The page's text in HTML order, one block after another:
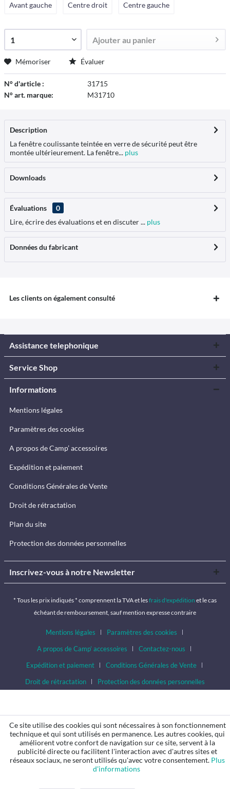
Avant gauche Centre droit Centre gauche
Ajouter au panier
Mémoriser Évaluer
N° d'article :
31715
N° art. marque:
M31710
Description
La fenêtre coulissante teintée en verre de sécurité peut être
montée ultérieurement. La fenêtre... plus
Downloads
Évaluations
0
Lire, écrire des évaluations et en discuter ... plus
Données du fabricant
Les clients on également consulté
Assistance telephonique
Service Shop
Informations
Mentions légales
Paramètres des cookies
A propos de Camp’ accessoires
Expédition et paiement
Conditions Générales de Vente
Droit de rétractation
Plan du site
Protection des données personnelles
Inscrivez-vous à notre Newsletter
* Tous les prix indiqués * comprennent la TVA et lesfrais d'expédition et le cas
échéant de remboursement, sauf mention expresse contraire
Mentions légales
Paramètres des cookies
A propos de Camp’ accessoires
Contactez-nous
Expédition et paiement
Conditions Générales de Vente
Droit de rétractation
Protection des données personnelles
Ce site utilise des cookies qui sont nécessaires à son fonctionnement
technique et qui sont utilisés en permanence. Les autres cookies, qui
améliorent votre confort de navigation sur ce site, servent à la
publicité directe ou facilitent l'interaction avec d'autres sites et
réseaux sociaux, ne seront utilisés qu'avec votre consentement. Plus
d'informations